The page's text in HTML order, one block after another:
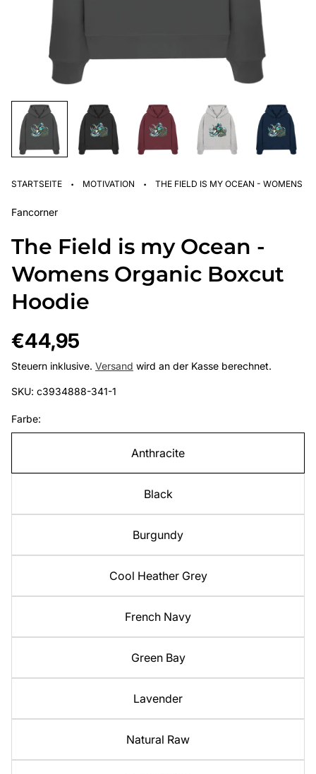
STARTSEITE · MOTIVATION · THE FIELD IS MY OCEAN - WOMENS
Fancorner
The Field is my Ocean -
Womens Organic Boxcut
Hoodie
Regulärer
Preis
€44,95
Steuern inklusive. Versand wird an der Kasse berechnet.
SKU: c3934888-341-1
Farbe:
Anthracite
Black
Burgundy
Cool Heather Grey
French Navy
Green Bay
Lavender
Natural Raw